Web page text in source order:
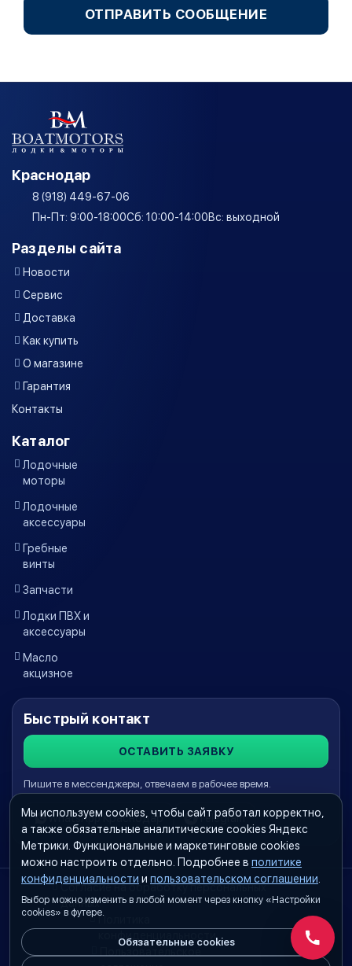
ОТПРАВИТЬ СООБЩЕНИЕ
Краснодар
8 (918) 449-67-06
Пн-Пт: 9:00-18:00Сб: 10:00-14:00Вс: выходной
Разделы сайта
Новости
Сервис
Доставка
Как купить
О магазине
Гарантия
Контакты
Каталог
Лодочные
моторы
Лодочные
аксессуары
Гребные
винты
Запчасти
Лодки ПВХ и
аксессуары
Масло
акцизное
Быстрый контакт
ОСТАВИТЬ ЗАЯВКУ
Пишите в мессенджеры, отвечаем в рабочее время.
WhatsApp Краснодар Telegram
Согласие на обработку персональных
данных
Политика
конфиденциальности
Мы используем cookies, чтобы сайт работал корректно,
а также обязательные аналитические cookies Яндекс
Метрики. Функциональные и маркетинговые cookies
можно настроить отдельно. Подробнее в политике
конфиденциальности и пользовательском соглашении
Выбор можно изменить в любой момент через кнопку «Настройки
cookies» в футере.
Обязательные cookies